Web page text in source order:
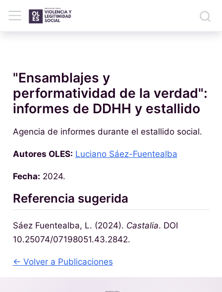
"Ensamblajes y
performatividad de la verdad":
informes de DDHH y estallido
Agencia de informes durante el estallido social.
Autores OLES: Luciano Sáez-Fuentealba
Fecha: 2024.
Referencia sugerida
Sáez Fuentealba, L. (2024). Castalia. DOI
10.25074/07198051.43.2842.
← Volver a Publicaciones